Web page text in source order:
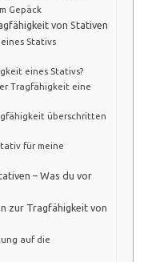
Gepäck
von Stativen
Stativs
eines Stativs?
Tragfähigkeit eine
überschritten
für meine
– Was du vor
zur Tragfähigkeit von
auf die